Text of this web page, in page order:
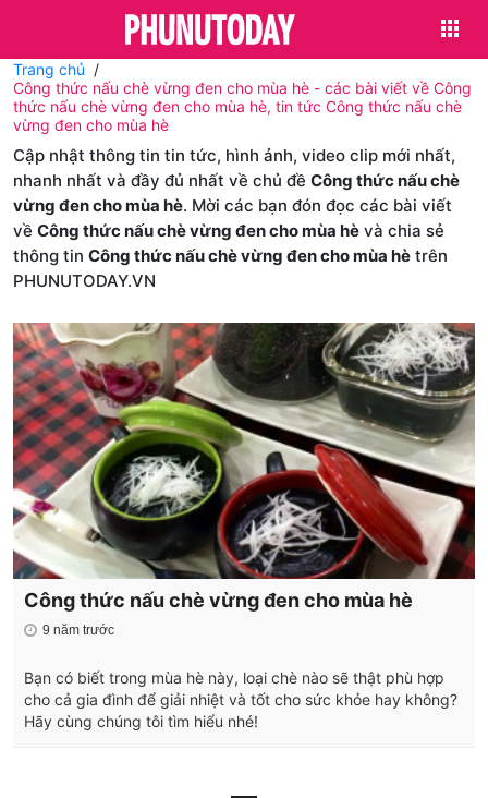
Trang chủ
Công thức nấu chè vừng đen cho mùa hè - các bài viết về Công
thức nấu chè vừng đen cho mùa hè, tin tức Công thức nấu chè
vừng đen cho mùa hè
Cập nhật thông tin tin tức, hình ảnh, video clip mới nhất,
nhanh nhất và đầy đủ nhất về chủ đề Công thức nấu chè
vừng đen cho mùa hè. Mời các bạn đón đọc các bài viết
về Công thức nấu chè vừng đen cho mùa hè và chia sẻ
thông tin Công thức nấu chè vừng đen cho mùa hè trên
PHUNUTODAY.VN
Công thức nấu chè vừng đen cho mùa hè
9 năm trước
Bạn có biết trong mùa hè này, loại chè nào sẽ thật phù hợp
cho cả gia đình để giải nhiệt và tốt cho sức khỏe hay không?
Hãy cùng chúng tôi tìm hiểu nhé!